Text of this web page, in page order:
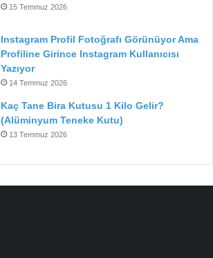
15 Temmuz 2026
Instagram Profil Fotoğrafı Görünüyor Ama
Profiline Girince Instagram Kullanıcısı
Yazıyor
14 Temmuz 2026
Kaç Tane Bira Kutusu 1 Kilo Gelir?
(Alüminyum Teneke Kutu)
13 Temmuz 2026